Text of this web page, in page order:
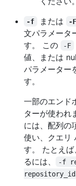
-f または -F
文パラメータ
す。 この
-F
値、または
パラメーター
す。
一部のエンド
ターが使われ
には、配列の
使い、クエリ
す。 たとえ
るには、
-f